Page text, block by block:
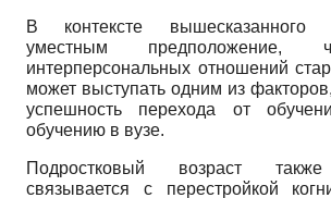
В контексте вышесказанного
уместным предположение,
интерперсональных отношений
может выступать одним из
успешность перехода от
обучению в вузе.
Подростковый возраст
связывается с перестройкой